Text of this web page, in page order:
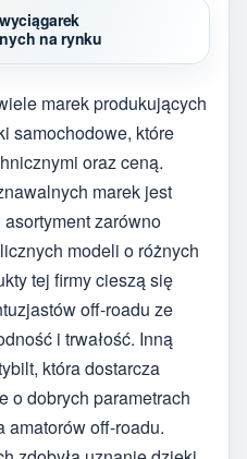
na rynku
marek produkujących
samochodowe, które
oraz ceną.
marek jest
zarówno
modeli o różnych
tej firmy cieszą się
off-roadu ze
i trwałość. Inną
która dostarcza
o dobrych parametrach
amatorów off-roadu.